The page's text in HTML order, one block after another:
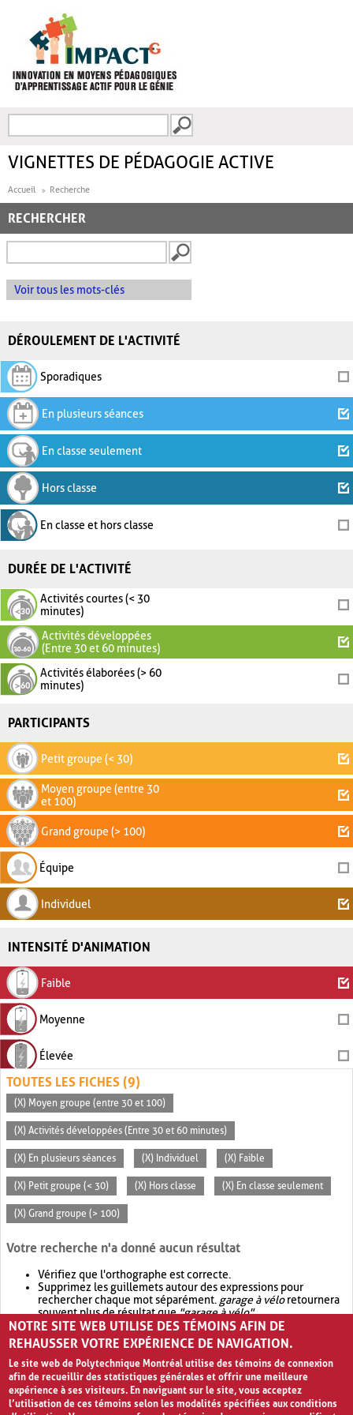
FORMULAIRE DE
VIGNETTES DE PÉDAGOGIE ACTIVE
Accueil Recherche
RECHERCHER
Voir tous les mots-clés
DÉROULEMENT DE L'ACTIVITÉ
Sporadiques
En plusieurs séances
En classe seulement
Hors classe
En classe et hors classe
DURÉE DE L'ACTIVITÉ
Activités courtes (< 30
minutes)
Activités développées
(Entre 30 et 60 minutes)
Activités élaborées (> 60
minutes)
PARTICIPANTS
Petit groupe (< 30)
Moyen groupe (entre 30
et 100)
Grand groupe (> 100)
Équipe
Individuel
INTENSITÉ D'ANIMATION
Faible
Moyenne
Élevée
TOUTES LES FICHES (9)
(X) Moyen groupe (entre 30 et 100)
(X) Activités développées (Entre 30 et 60 minutes)
(X) En plusieurs séances (X) Individuel (X) Faible
(X) Petit groupe (< 30) (X) Hors classe (X) En classe seulement
(X) Grand groupe (> 100)
Votre recherche n'a donné aucun résultat
Vérifiez que l'orthographe est correcte.
Supprimez les guillemets autour des expressions pour
rechercher chaque mot séparément. garage à véloretournera
souvent plus de résultat que"garage à vélo".
Envisagez d'élargir votre recherche avec OR.garage OR vélo
retournera souvent plus de résultat quegarage à vélo
NOTRE SITE WEB UTILISE DES TÉMOINS AFIN DE
REHAUSSER VOTRE EXPÉRIENCE DE NAVIGATION.
Le site web de Polytechnique Montréal utilise des témoins de connexion
afin de recueillir des statistiques générales et offrir une meilleure
expérience à ses visiteurs. En naviguant sur le site, vous acceptez
l’utilisation de ces témoins selon les modalités spécifiées aux conditions